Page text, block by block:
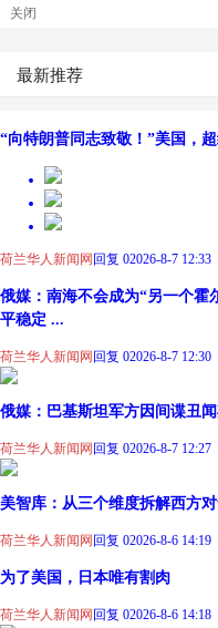
关闭
最新推荐
“向特朗普同志致敬！”美国，
荷兰华人新闻网回复 02026-8-7 12:33
俄媒：南海不会成为“另一个霍
平稳定 ...
荷兰华人新闻网回复 02026-8-7 12:30
俄媒：巴基斯坦军方因间谍丑
荷兰华人新闻网 回复 02026-8-7 12:27
美智库：从三个维度拆解西方
荷兰华人新闻网 回复 02026-8-6 14:19
为了美国，日本唯有割肉
荷兰华人新闻网 回复 02026-8-6 14:18